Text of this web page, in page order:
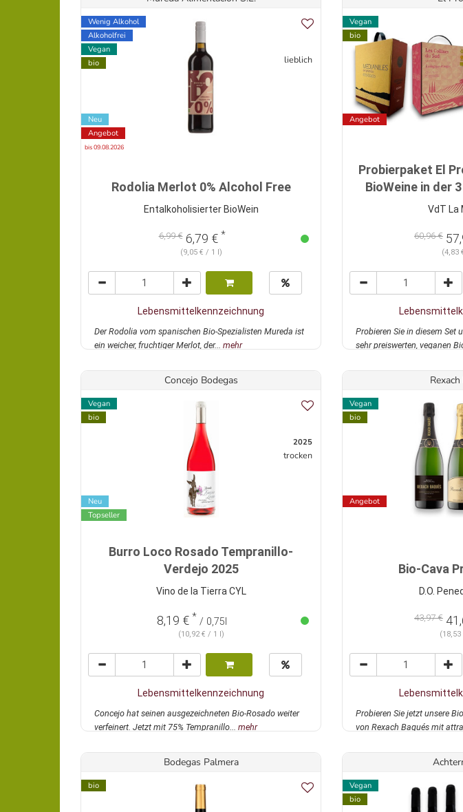
Wenig Alkohol
Alkoholfrei
Vegan
bio
Neu
Angebot
bis 09.08.2026
lieblich
Rodolia Merlot 0% Alcohol Free
Entalkoholisierter BioWein
6,99 €6,79 € *
(9,05 € / 1 l)
Lebensmittelkennzeichnung
Der Rodolia vom spanischen Bio-Spezialisten Mureda ist
ein weicher, fruchtiger Merlot, der... mehr
Vegan
bio
Angebot
Probierpaket El
BioWeine in der
VdT La
60,96 €
(4,83
Probieren Sie in diesem Set
sehr preiswerten, veganen
Concejo Bodegas
Vegan
bio
Neu
Topseller
2025
trocken
Burro Loco Rosado Tempranillo-
Verdejo 2025
Vino de la Tierra CYL
8,19 € * / 0,75l
(10,92 € / 1 l)
Lebensmittelkennzeichnung
Concejo hat seinen ausgezeichneten Bio-Rosado weiter
verfeinert. Jetzt mit 75% Tempranillo... mehr
Vegan
bio
Angebot
Bio-Cava
D.O.
43,97 €
Probieren Sie jetzt unsere
von Rexach Baqués mit
Bodegas Palmera
bio
Vegan
bio